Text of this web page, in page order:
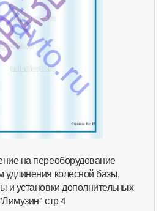
на переоборудование
удлинения колесной базы,
и установки дополнительных
стр 4